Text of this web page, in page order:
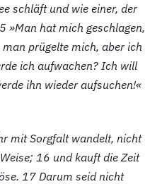
schläft und wie einer, der
»Man hat mich geschlagen,
prügelte mich, aber ich
ich aufwachen? Ich will
ihn wieder aufsuchen!«
mit Sorgfalt wandelt, nicht
16 und kauft die Zeit
17 Darum seid nicht